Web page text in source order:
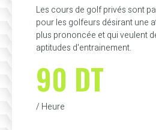
Les cours de golf privés sont
pour les golfeurs désirant une
plus prononcée et qui veulent
aptitudes d'entrainement.
90 DT
/ Heure